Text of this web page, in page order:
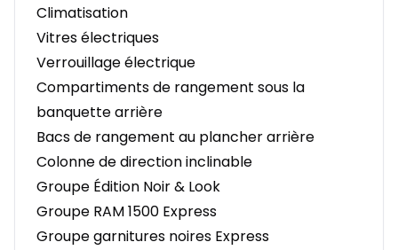
Climatisation
Vitres électriques
Verrouillage électrique
Compartiments de rangement sous la
banquette arrière
Bacs de rangement au plancher arrière
Colonne de direction inclinable
Groupe Édition Noir & Look
Groupe RAM 1500 Express
Groupe garnitures noires Express